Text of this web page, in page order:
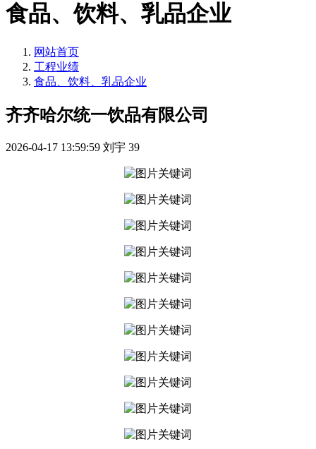
食品、饮料、乳品企业
网站首页
工程业绩
食品、饮料、乳品企业
齐齐哈尔统一饮品有限公司
2026-04-17 13:59:59 刘宇 39